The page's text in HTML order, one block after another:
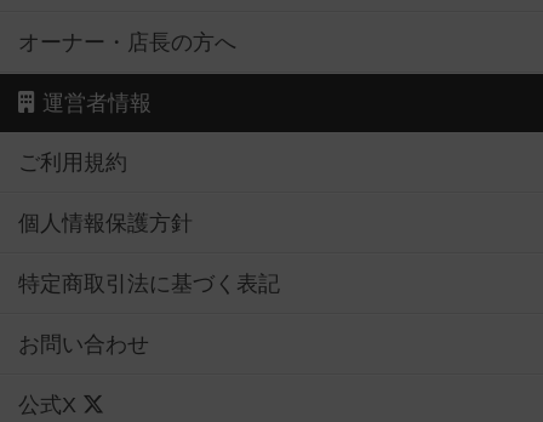
オーナー・店長の方へ
運営者情報
ご利用規約
個人情報保護方針
特定商取引法に基づく表記
お問い合わせ
公式X